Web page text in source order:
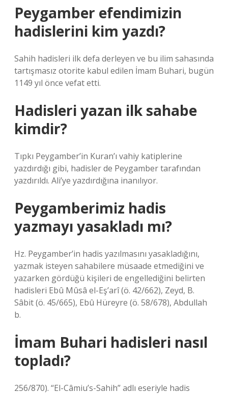
Peygamber efendimizin
hadislerini kim yazdı?
Sahih hadisleri ilk defa derleyen ve bu ilim sahasında
tartışmasız otorite kabul edilen İmam Buhari, bugün
1149 yıl önce vefat etti.
Hadisleri yazan ilk sahabe
kimdir?
Tıpkı Peygamber’in Kuran’ı vahiy katiplerine
yazdırdığı gibi, hadisler de Peygamber tarafından
yazdırıldı. Ali’ye yazdırdığına inanılıyor.
Peygamberimiz hadis
yazmayı yasakladı mı?
Hz. Peygamber’in hadis yazılmasını yasakladığını,
yazmak isteyen sahabilere müsaade etmediğini ve
yazarken gördüğü kişileri de engellediğini belirten
hadisleri Ebû Mûsâ el-Eş’arî (ö. 42/662), Zeyd, B.
Sâbit (ö. 45/665), Ebû Hüreyre (ö. 58/678), Abdullah
b.
İmam Buhari hadisleri nasıl
topladı?
256/870). “El-Câmiu’s-Sahih” adlı eseriyle hadis